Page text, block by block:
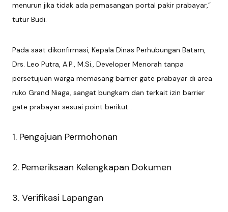
menurun jika tidak ada pemasangan portal pakir prabayar,”
tutur Budi.
Pada saat dikonfirmasi, Kepala Dinas Perhubungan Batam,
Drs. Leo Putra, A.P., M.Si., Developer Menorah tanpa
persetujuan warga memasang barrier gate prabayar di area
ruko Grand Niaga, sangat bungkam dan terkait izin barrier
gate prabayar sesuai point berikut :
1. Pengajuan Permohonan
2. Pemeriksaan Kelengkapan Dokumen
3. Verifikasi Lapangan